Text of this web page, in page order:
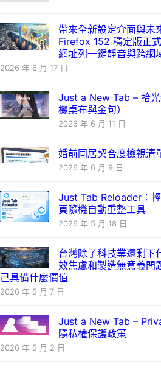
帶來全新設定介面與未
Firefox 152 穩定版正
網址列一鍵靜音與跨網
2026 年 6 月 17 日
Just a New Tab – 拾
機桌布與金句）
2026 年 6 月 11 日
婚前同居契合度檢視清
2026 年 6 月 9 日
Just Tab Reloader：
頁隨機自動重整工具
2026 年 5 月 18 日
台灣除了科技業還剩下
效焦慮和製造無意義問
己具備什麼價值
2026 年 5 月 7 日
Just a New Tab –
隱私權保護政策
2026 年 5 月 2 日